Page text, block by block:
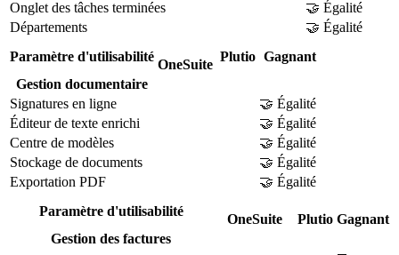
Onglet des tâches terminées
🤝 Égalité
Départements
🤝 Égalité
Paramètre d'utilisabilité
OneSuite
Plutio Gagnant
Gestion documentaire
Signatures en ligne
🤝 Égalité
Éditeur de texte enrichi
🤝 Égalité
Centre de modèles
🤝 Égalité
Stockage de documents
🤝 Égalité
Exportation PDF
🤝 Égalité
Paramètre d'utilisabilité
OneSuite Plutio Gagnant
Gestion des factures